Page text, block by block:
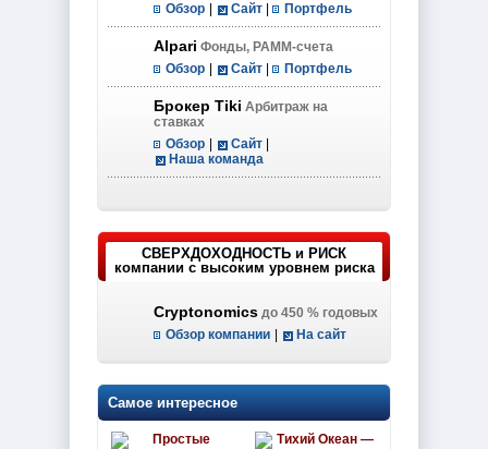
Обзор Сайт Портфель
Alpari Фонды, PAMM-счета
Обзор Сайт Портфель
Брокер Tiki Арбитраж на
ставках
Обзор Сайт
Наша команда
СВЕРХДОХОДНОСТЬ и РИСК
компании с высоким уровнем риска
Cryptonomics до 450 % годовых
Обзор компании На сайт
Самое интересное